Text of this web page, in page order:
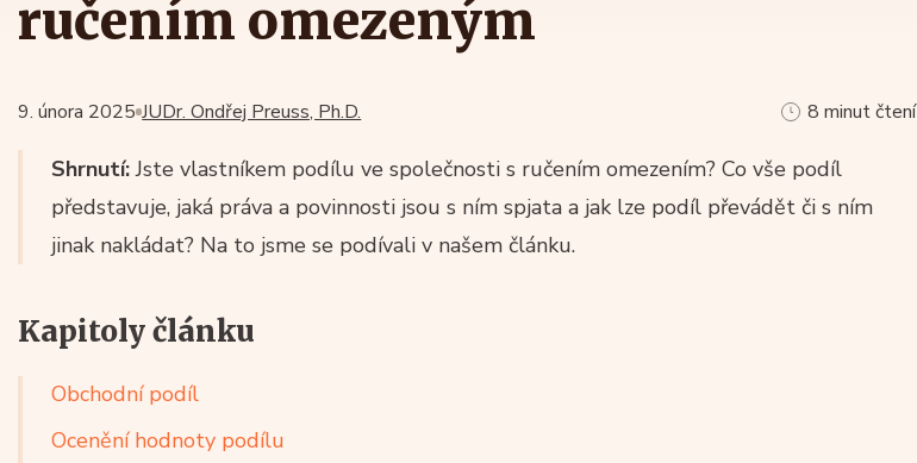
ručením omezeným
JUDr. Ondřej Preuss, Ph.D.
9. února 2025 8 minut čtení
Shrnutí:Jste vlastníkem podílu ve společnosti s ručením omezením? Co vše podíl
představuje, jaká práva a povinnosti jsou s ním spjata a jak lze podíl převádět či s ním
jinak nakládat? Na to jsme se podívali v našem článku.
Kapitoly článku
Obchodní podíl
Ocenění hodnoty podílu